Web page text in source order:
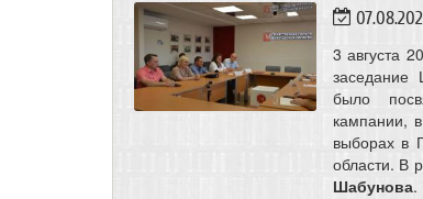
3 августа
было
кампании,
выборах в
области. В
Шабунова.